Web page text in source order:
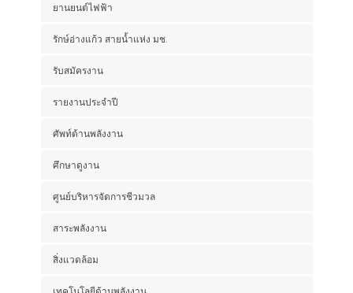
ยานยนต์ไฟฟ้า
รักษ์อ่างแก้ว สายน้ำแห่ง มช.
รับสมัครงาน
รายงานประจำปี
ศัพท์ด้านพลังงาน
ศึกษาดูงาน
ศูนย์บริหารจัดการชีวมวล
สาระพลังงาน
สิ่งแวดล้อม